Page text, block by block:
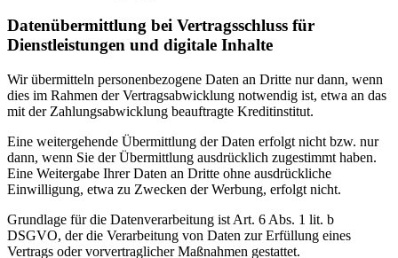
Daten­übermittlung bei Vertragsschluss für
Dienstleistungen und digitale Inhalte
Wir übermitteln personenbezogene Daten an Dritte nur dann, wenn
dies im Rahmen der Vertragsabwicklung notwendig ist, etwa an das
mit der Zahlungsabwicklung beauftragte Kreditinstitut.
Eine weitergehende Übermittlung der Daten erfolgt nicht bzw. nur
dann, wenn Sie der Übermittlung ausdrücklich zugestimmt haben.
Eine Weitergabe Ihrer Daten an Dritte ohne ausdrückliche
Einwilligung, etwa zu Zwecken der Werbung, erfolgt nicht.
Grundlage für die Datenverarbeitung ist Art. 6 Abs. 1 lit. b
DSGVO, der die Verarbeitung von Daten zur Erfüllung eines
Vertrags oder vorvertraglicher Maßnahmen gestattet.